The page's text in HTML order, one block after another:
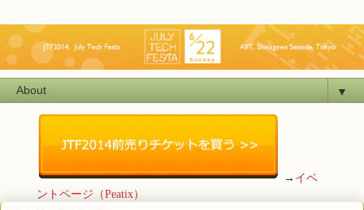
▼
→ イベ
ントページ（Peatix）